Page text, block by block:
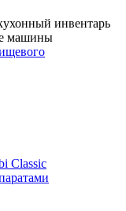
инвентарь
машины
Classic